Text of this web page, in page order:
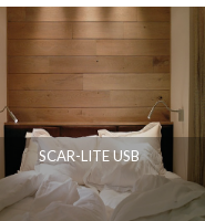
SCAR-LITE USB